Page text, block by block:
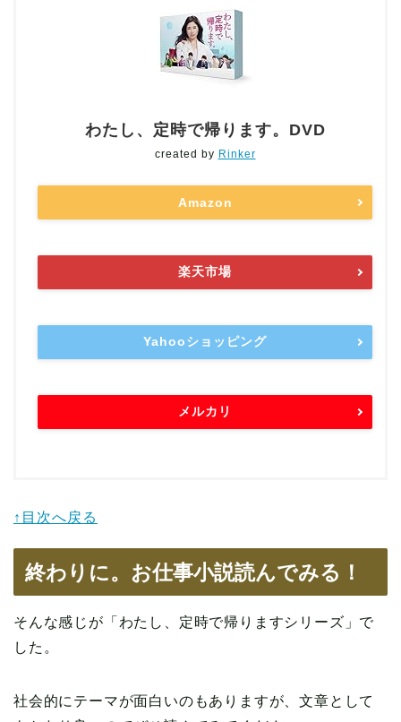
わたし、定時で帰ります。DVD
created by Rinker
Amazon
楽天市場
Yahooショッピング
メルカリ
↑目次へ戻る
終わりに。お仕事小説読んでみる！
そんな感じが「わたし、定時で帰りますシリーズ」で
した。
社会的にテーマが面白いのもありますが、文章として